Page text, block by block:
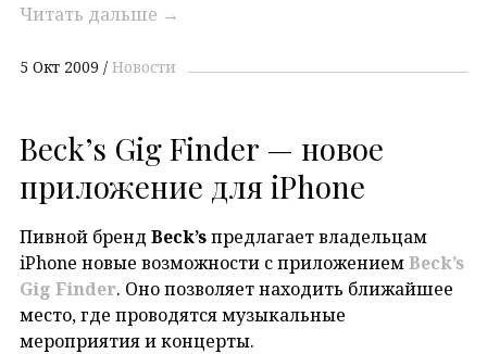
Читать дальше →
5 Окт 2009 Новости
Beck’s Gig Finder — новое
приложение для iPhone
Пивной бренд Beck’sпредлагает владельцам
iPhone новые возможности с приложениемBeck’s
Gig Finder. Оно позволяет находить ближайшее
место, где проводятся музыкальные
мероприятия и концерты.